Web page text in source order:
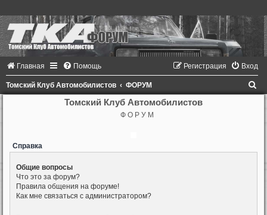
Главная Помощь Вход
Регистрация
Томский Клуб Автомобилистов ФОРУМ
Томский Клуб Автомобилистов
Ф О Р У М
Справка
Общие вопросы
Что это за форум?
Правила общения на форуме!
Как мне связаться с администратором?